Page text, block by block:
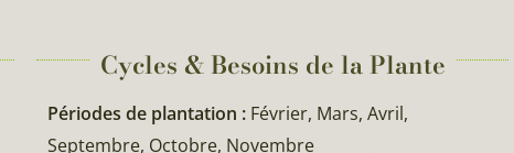
Cycles & Besoins de la Plante​
Périodes de plantation : Février, Mars, Avril,
Septembre, Octobre, Novembre